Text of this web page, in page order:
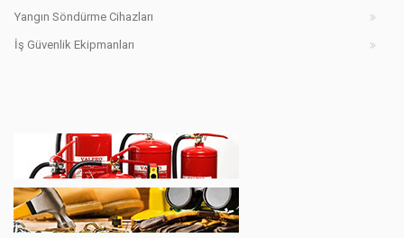
Yangın Söndürme Cihazları
İş Güvenlik Ekipmanları
Hedef
yangın
söndürme